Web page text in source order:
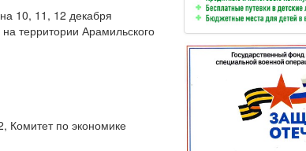
10, 11, 12 декабря
территории Арамильского
Комитет по экономике